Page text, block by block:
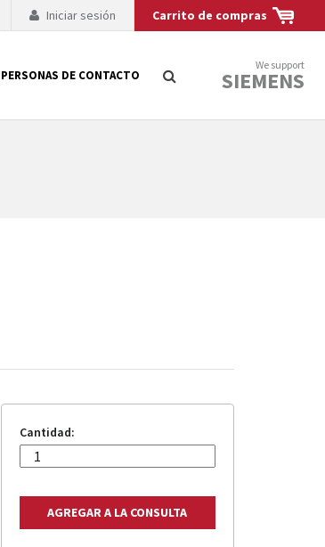
Carrito de compras
Iniciar sesión
PERSONAS DE CONTACTO
We support
SIEMENS
Cantidad: